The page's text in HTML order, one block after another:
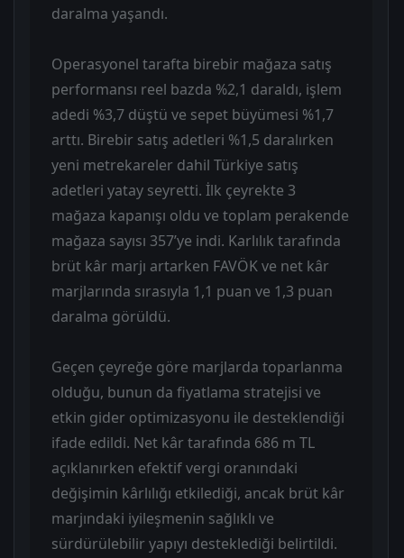
daralma yaşandı.
Operasyonel tarafta birebir mağaza satış
performansı reel bazda %2,1 daraldı, işlem
adedi %3,7 düştü ve sepet büyümesi %1,7
arttı. Birebir satış adetleri %1,5 daralırken
yeni metrekareler dahil Türkiye satış
adetleri yatay seyretti. İlk çeyrekte 3
mağaza kapanışı oldu ve toplam perakende
mağaza sayısı 357’ye indi. Karlılık tarafında
brüt kâr marjı artarken FAVÖK ve net kâr
marjlarında sırasıyla 1,1 puan ve 1,3 puan
daralma görüldü.
Geçen çeyreğe göre marjlarda toparlanma
olduğu, bunun da fiyatlama stratejisi ve
etkin gider optimizasyonu ile desteklendiği
ifade edildi. Net kâr tarafında 686 m TL
açıklanırken efektif vergi oranındaki
değişimin kârlılığı etkilediği, ancak brüt kâr
marjındaki iyileşmenin sağlıklı ve
sürdürülebilir yapıyı desteklediği belirtildi.